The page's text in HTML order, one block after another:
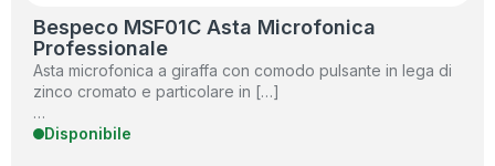
Bespeco MSF01C Asta Microfonica
Professionale
Asta microfonica a giraffa con comodo pulsante in lega di
zinco cromato e particolare in […]
…
Disponibile